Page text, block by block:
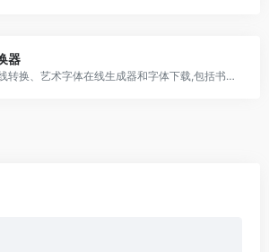
器
字体转换器在线转换、艺术字体在线生成器和字体下载,包括书法字体在线转换、毛笔字在线生成器,更有草书字体、篆体字、连笔字、POP字体转换器等中文和英文字体。